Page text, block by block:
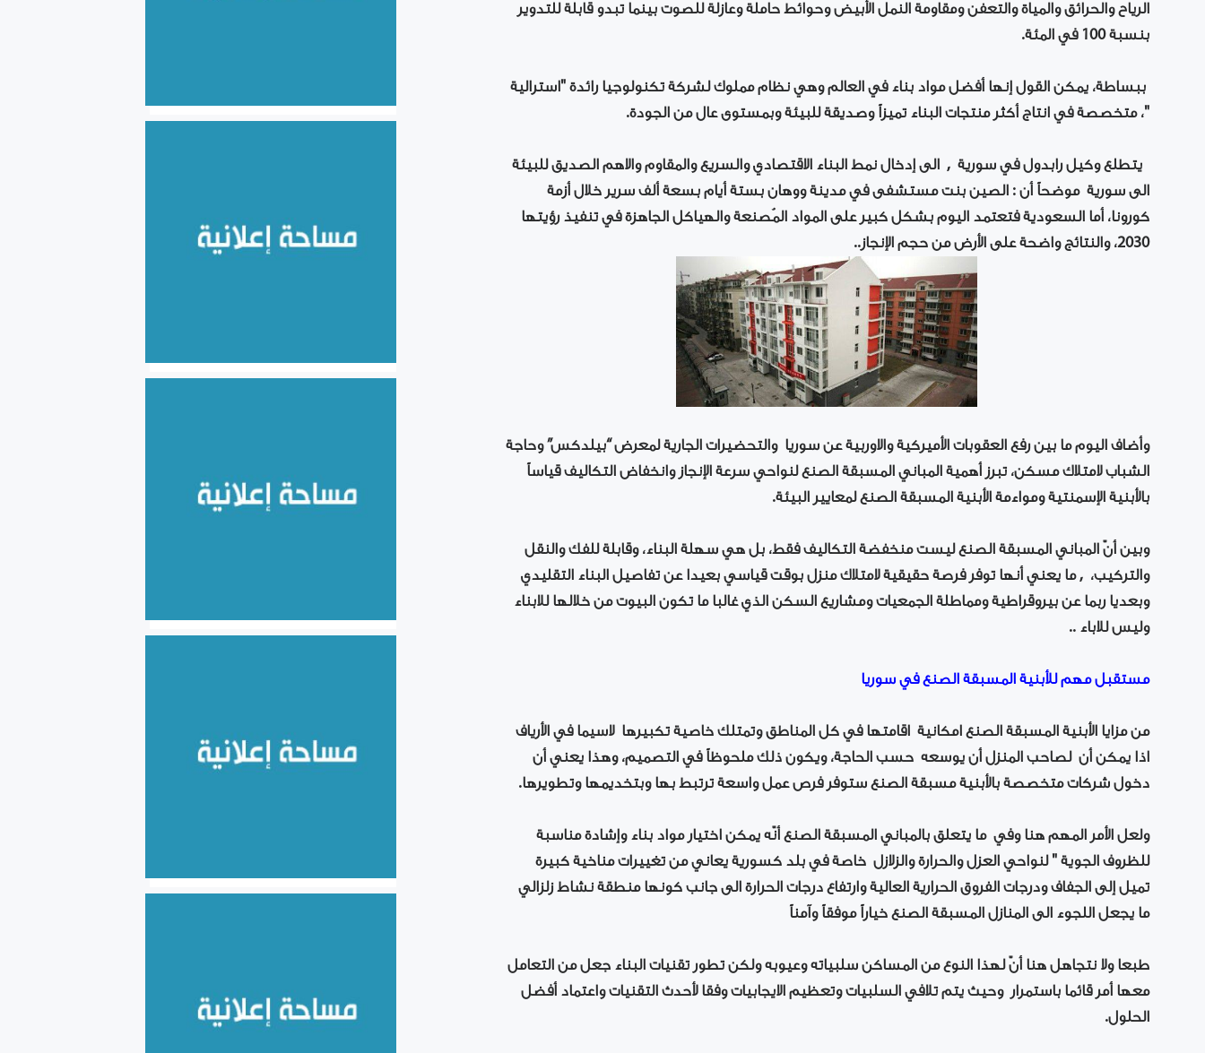
الرياح والحرائق والمياة والتعفن ومقاومة النمل الأبيض وحوائط حاملة وعازلة للصوت بينما تبدو قابلة للتدوير
بنسبة 100 في المئة.
ببساطة، يمكن القول إنها أفضل مواد بناء في العالم وهي نظام مملوك لشركة تكنولوجيا رائدة "استرالية
"، متخصصة في انتاج أكثر منتجات البناء تميزاً وصديقة للبيئة وبمستوى عال من الجودة.
يتطلع وكيل رابدول في سورية , الى إدخال نمط البناء الاقتصادي والسريع والمقاوم والاهم الصديق للبيئة
الى سورية موضحاً أن : الصين بنت مستشفى في مدينة ووهان بستة أيام بسعة ألف سرير خلال أزمة
كورونا، أما السعودية فتعتمد اليوم بشكل كبير على المواد المُصنعة والهياكل الجاهزة في تنفيذ رؤيتها
2030، والنتائج واضحة على الأرض من حجم الإنجاز..
وأضاف اليوم ما بين رفع العقوبات الأميركية والاوربية عن سوريا والتحضيرات الجارية لمعرض “بيلدكس” وحاجة
الشباب لامتلاك مسكن، تبرز أهمية المباني المسبقة الصنع لنواحي سرعة الإنجاز وانخفاض التكاليف قياساً
بالأبنية الإسمنتية ومواءمة الأبنية المسبقة الصنع لمعايير البيئة.
وبين أنّ المباني المسبقة الصنع ليست منخفضة التكاليف فقط، بل هي سهلة البناء، وقابلة للفك والنقل
والتركيب، , ما يعني أنها توفر فرصة حقيقية لامتلاك منزل بوقت قياسي بعيدا عن تفاصيل البناء التقليدي
وبعديا ربما عن بيروقراطية ومماطلة الجمعيات ومشاريع السكن الذي غالبا ما تكون البيوت من خلالها للابناء
وليس للاباء ..
مستقبل مهم للأبنية المسبقة الصنع في سوريا
من مزايا الأبنية المسبقة الصنع امكانية اقامتها في كل المناطق وتمتلك خاصية تكبيرها لاسيما في الأرياف
اذا يمكن أن لصاحب المنزل أن يوسعه حسب الحاجة، ويكون ذلك ملحوظاً في التصميم، وهذا يعني أن
دخول شركات متخصصة بالأبنية مسبقة الصنع ستوفر فرص عمل واسعة ترتبط بها وبتخديمها وتطويرها.
ولعل الأمر المهم هنا وفي ما يتعلق بالمباني المسبقة الصنع أنّه يمكن اختيار مواد بناء وإشادة مناسبة
للظروف الجوية " لنواحي العزل والحرارة والزلازل خاصة في بلد كسورية يعاني من تغييرات مناخية كبيرة
تميل إلى الجفاف ودرجات الفروق الحرارية العالية وارتفاع درجات الحرارة الى جانب كونها منطقة نشاط زلزالي
ما يجعل اللجوء الى المنازل المسبقة الصنع خياراً موفقاً وآمناً
طبعا ولا نتجاهل هنا أنّ لهذا النوع من المساكن سلبياته وعيوبه ولكن تطور تقنيات البناء جعل من التعامل
معها أمر قائما باستمرار وحيث يتم تلافي السلبيات وتعظيم الايجابيات وفقا لأحدث التقنيات واعتماد أفضل
الحلول.